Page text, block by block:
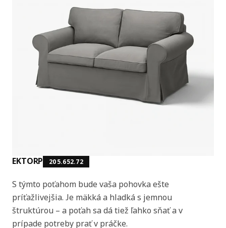
EKTORP 205.652.72
S týmto poťahom bude vaša pohovka ešte
príťažlivejšia. Je mäkká a hladká s jemnou
štruktúrou – a poťah sa dá tiež ľahko sňať a v
prípade potreby prať v práčke.